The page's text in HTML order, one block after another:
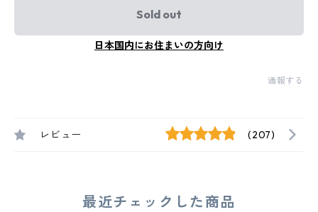
Sold out
日本国内にお住まいの方向け
通報する
レビュー (207)
最近チェックした商品